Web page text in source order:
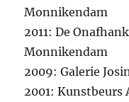
Monnikendam
2011: De
Monnikendam
2009: Galerie
2001: